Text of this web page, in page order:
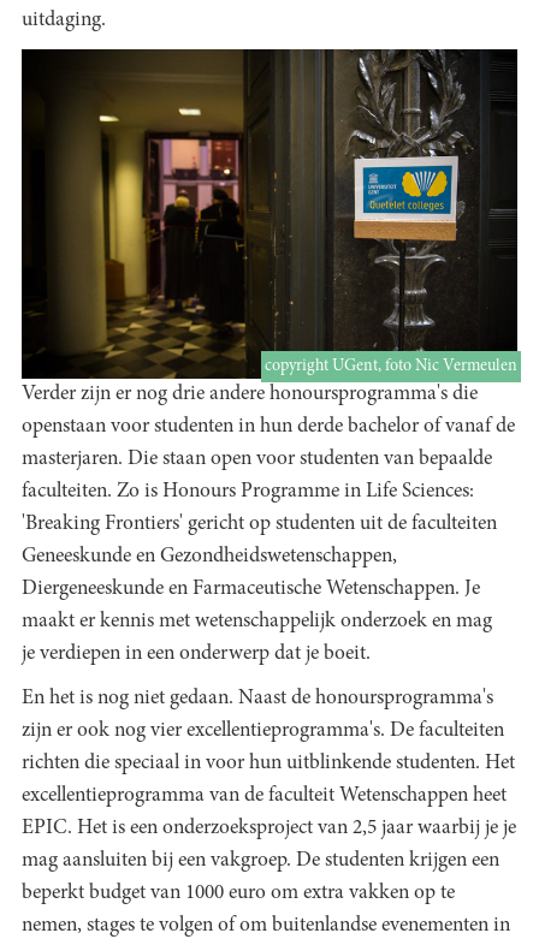
uitdaging.
copyright UGent, foto Nic Vermeulen
Verder zijn er nog drie andere honoursprogramma's die
openstaan voor studenten in hun derde bachelor of vanaf de
masterjaren. Die staan open voor studenten van bepaalde
faculteiten. Zo is Honours Programme in Life Sciences:
'Breaking Frontiers' gericht op studenten uit de faculteiten
Geneeskunde en Gezondheidswetenschappen,
Diergeneeskunde en Farmaceutische Wetenschappen. Je
maakt er kennis met wetenschappelijk onderzoek en mag
je verdiepen in een onderwerp dat je boeit.
En het is nog niet gedaan. Naast de honoursprogramma's
zijn er ook nog vier excellentieprogramma's. De faculteiten
richten die speciaal in voor hun uitblinkende studenten. Het
excellentieprogramma van de faculteit Wetenschappen heet
EPIC. Het is een onderzoeksproject van 2,5 jaar waarbij je je
mag aansluiten bij een vakgroep. De studenten krijgen een
beperkt budget van 1000 euro om extra vakken op te
nemen, stages te volgen of om buitenlandse evenementen in